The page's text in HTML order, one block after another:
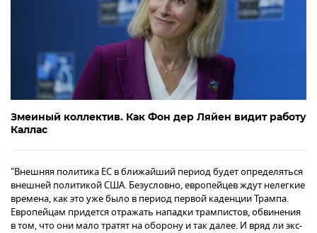
Змеиный коллектив. Как Фон дер Ляйен видит работу
Каллас
"Внешняя политика ЕС в ближайший период будет определяться
внешней политикой США. Безусловно, европейцев ждут нелегкие
времена, как это уже было в период первой каденции Трампа.
Европейцам придется отражать нападки трампистов, обвинения
в том, что они мало тратят на оборону и так далее. И вряд ли экс-